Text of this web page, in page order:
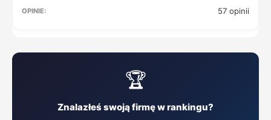
57 opinii
🏆
Znalazłeś swoją firmę w rankingu?